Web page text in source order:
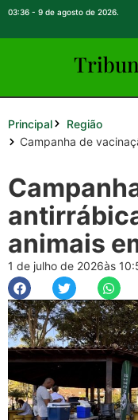
03:36 - 9 de agosto de 2026.
Principal
Região
Campanha de
animais
1 de julho de 2026às